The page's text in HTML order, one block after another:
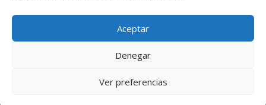
Aceptar
Denegar
Ver preferencias
Enlaces Accesibilidad Mapa Web
Política de cookies
Aviso legal